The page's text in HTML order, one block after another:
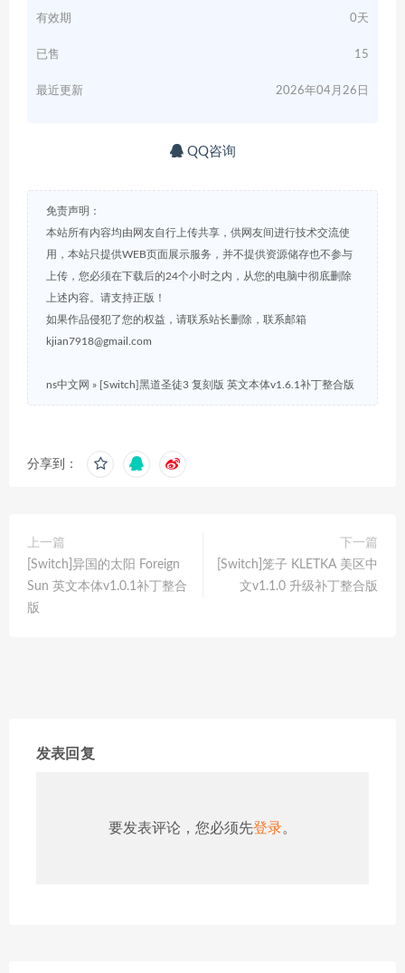
有效期 0天
已售 15
最近更新 2026年04月26日
QQ咨询
免责声明：
本站所有内容均由网友自行上传共享，供网友间进行技术交流使
用，本站只提供WEB页面展示服务，并不提供资源储存也不参与
上传，您必须在下载后的24个小时之内，从您的电脑中彻底删除
上述内容。请支持正版！
如果作品侵犯了您的权益，请联系站长删除，联系邮箱
kjian7918@gmail.com
ns中文网 » [Switch]黑道圣徒3 复刻版 英文本体v1.6.1补丁整合版
分享到：
上一篇
[Switch]异国的太阳 Foreign
Sun 英文本体v1.0.1补丁整合
版
下一篇
[Switch]笼子 KLETKA 美区中
文v1.1.0 升级补丁整合版
发表回复
要发表评论，您必须先登录。